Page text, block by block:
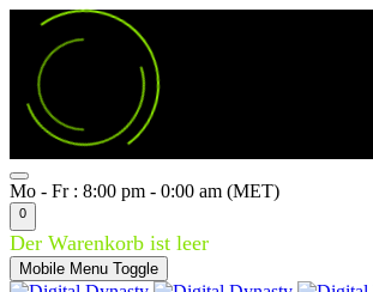
Mo - Fr : 8:00 pm - 0:00 am (MET)
0
Der Warenkorb ist leer
Mobile Menu Toggle